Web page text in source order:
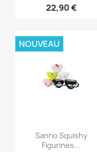
22,90 €
Aperçu rapide
Sanrio Squishy
Figurines...
NOUVEAU